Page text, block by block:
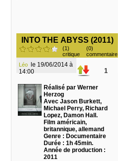
INTO THE ABYSS (2011)
(1)
critique
(0)
commentaire
Léo
14:00
1
Réalisé par Werner
Herzog
Avec Jason Burkett,
Michael Perry, Richard
Lopez, Damon Hall.
Film américain,
britannique, allemand
Genre : Documentaire
Durée : 1h 45min.
Année de production :
2011